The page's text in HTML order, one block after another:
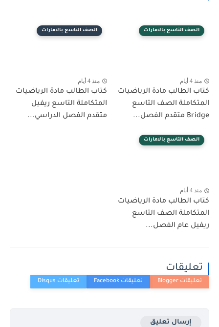
التاسع بالامارات
مادة الرياضيات
الصف التاسع
الصف التاسع بالامارات
كتاب الطالب مادة الرياضيات
المتكاملة التاسع ريفيل
متقدم الفصل الدراسي...
التاسع بالامارات
مادة الرياضيات
الصف التاسع
عام الفصل...
إرسال تعليق